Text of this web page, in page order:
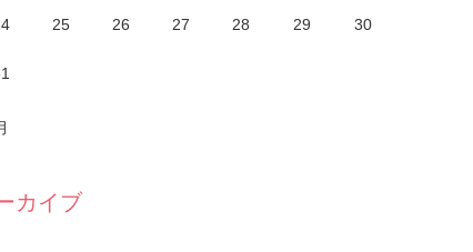
25 26 27 28 29 30
カイブ